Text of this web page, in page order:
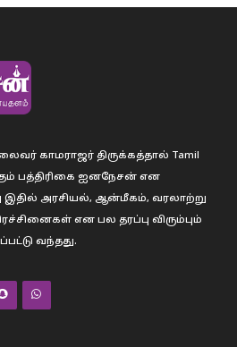
காமராஜர் திருக்கத்தால் Tamil
பத்திரிகை ஐனநேசன் என
இதில் அரசியல், ஆன்மீகம், வரலாற்று
என பல தரப்பு விரும்பும்
வந்தது.